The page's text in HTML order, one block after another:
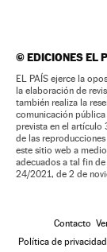
©EDICIONES EL
EL PAÍS ejerce la
la elaboración de
también realiza la
comunicación
prevista en el artículo
de las
este sitio web a
adecuados a tal fin
24/2021, de 2 de
Contacto
Política de privacidad